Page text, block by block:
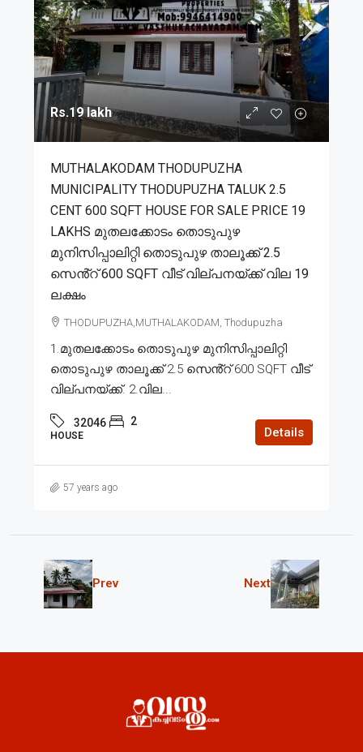
Rs.19 lakh
MUTHALAKODAM THODUPUZHA
MUNICIPALITY THODUPUZHA TALUK 2.5
CENT 600 SQFT HOUSE FOR SALE PRICE 19
LAKHS മുതലക്കോടം തൊടുപുഴ
മുനിസിപ്പാലിറ്റി തൊടുപുഴ താലൂക്ക് 2.5
സെൻ്റ് 600 SQFT വീട് വില്പനയ്ക്ക് വില 19
ലക്ഷം
THODUPUZHA,MUTHALAKODAM, Thodupuzha
1.മുതലക്കോടം തൊടുപുഴ മുനിസിപ്പാലിറ്റി
തൊടുപുഴ താലൂക്ക് 2.5 സെൻ്റ് 600 SQFT വീട്
വില്പനയ്ക്ക്. 2.വില...
32046 2
HOUSE Details
57 years ago
Prev Next